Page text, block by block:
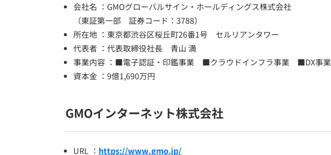
会社名 ：GMOグローバルサイン・ホールディングス株式会社
（東証第一部 証券コード：3788）
所在地 ：東京都渋谷区桜丘町26番1号 セルリアンタワー
代表者 ：代表取締役社長 青山 満
事業内容 ：■電子認証・印鑑事業 ■クラウドインフラ事業 ■DX事業
資本金 ：9億1,690万円
GMOインターネット株式会社
URL ： https://www.gmo.jp/